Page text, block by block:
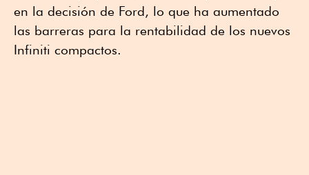
en la decisión de Ford, lo que ha aumentado
las barreras para la rentabilidad de los nuevos
Infiniti compactos.